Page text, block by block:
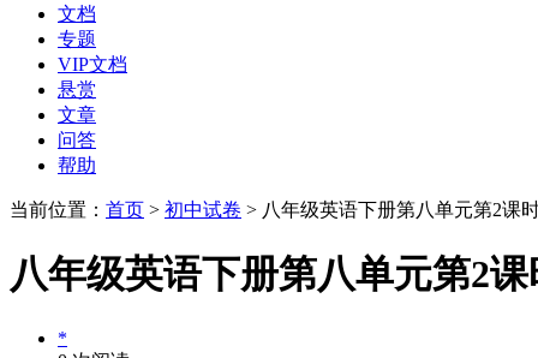
文档
专题
VIP文档
悬赏
文章
问答
帮助
当前位置： 首页 > 初中试卷 > 八年级英语下册第八单元第2课
八年级英语下册第八单元第2课
*